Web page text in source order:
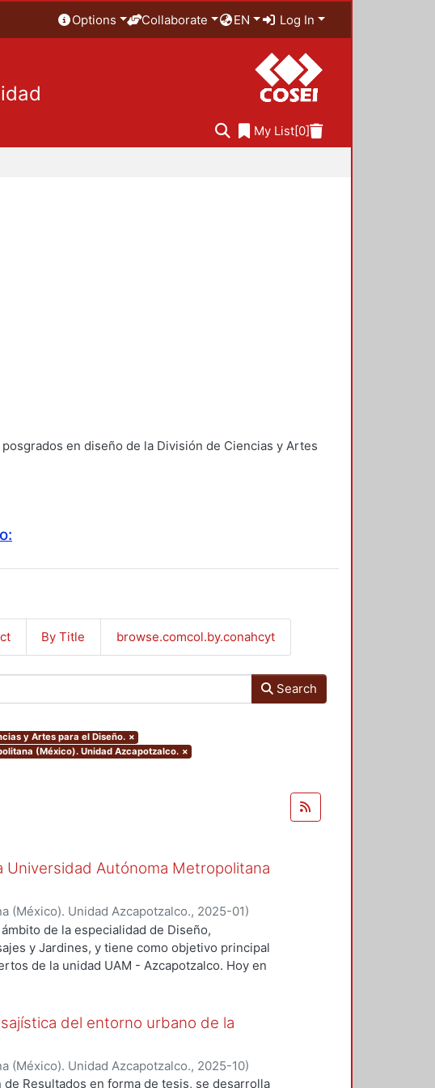
Options Collaborate EN Log In
My List[0]
en diseño de la División de Ciencias y Artes
By Title browse.comcol.by.conahcyt
Search
y Artes para el Diseño. ×
(México). Unidad Azcapotzalco. ×
Universidad Autónoma Metropolitana
(México). Unidad Azcapotzalco., 2025-01)
Ramírez, Itzel Guadalupe;Juárez Ortega,
;Muñoz González, Adriana;Niveo Soto,
de la especialidad de Diseño,
y Jardines, y tiene como objetivo principal
de la unidad UAM - Azcapotzalco. Hoy en
que existen en sus áreas exteriores las
planificación integral de paisaje. Por esta
un diseño que dé solución a dicha
un arboreto que saque provecho del
criterios de sustentabilidad que ayuden a
del entorno urbano de la
(México). Unidad Azcapotzalco., 2025-10)
Echavarría, Lina; Castañeda Carrera, Merle;
Resultados en forma de tesis, se desarrolla